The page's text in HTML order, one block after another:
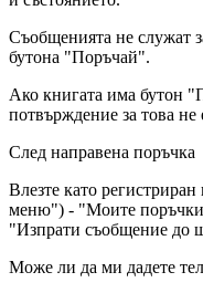
Съобщенията не служат
бутона "Поръчай".
Ако книгата има бутон
потвърждение за това не
След направена поръчка
Влезте като
меню") - "Моите
"Изпрати съобщение до
Може ли да ми дадете